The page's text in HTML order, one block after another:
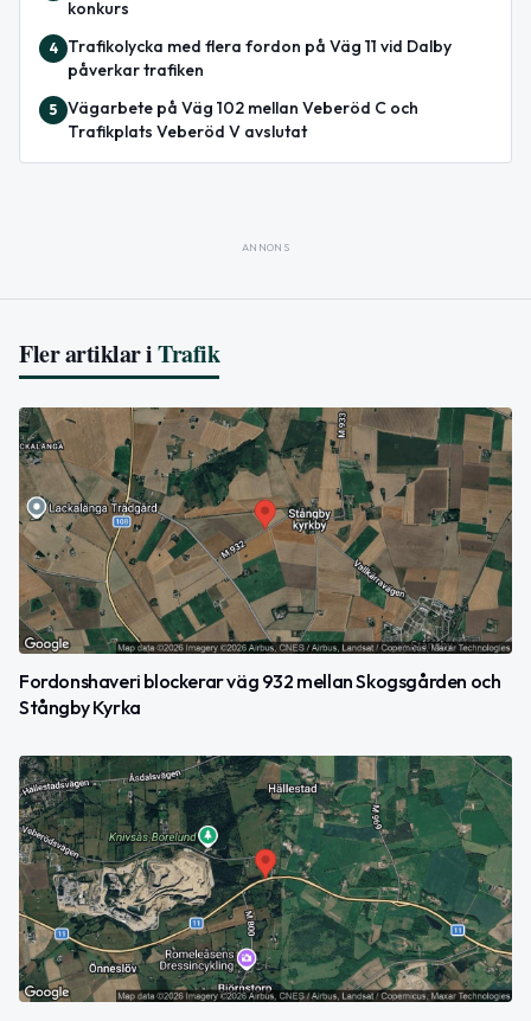
konkurs
4
Trafikolycka med flera fordon på Väg 11 vid Dalby
påverkar trafiken
5 Vägarbete på Väg 102 mellan Veberöd C och
Trafikplats Veberöd V avslutat
ANNONS
Fler artiklar iTrafik
Fordonshaveri blockerar väg 932 mellan Skogsgården och
Stångby Kyrka